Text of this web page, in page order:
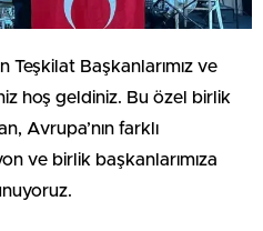
Teşkilat Başkanlarımız ve
hoş geldiniz. Bu özel birlik
Avrupa’nın farklı
ve birlik başkanlarımıza